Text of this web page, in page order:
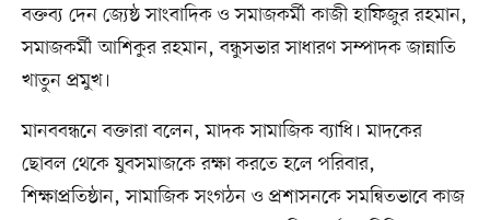
বক্তব্য দেন জ্যেষ্ঠ সাংবাদিক ও সমাজকর্মী কাজী হাফিজুর রহমান,
সমাজকর্মী আশিকুর রহমান, বন্ধুসভার সাধারণ সম্পাদক জান্নাতি
খাতুন প্রমুখ।
মানববন্ধনে বক্তারা বলেন, মাদক সামাজিক ব্যাধি। মাদকের
ছোবল থেকে যুবসমাজকে রক্ষা করতে হলে পরিবার,
শিক্ষাপ্রতিষ্ঠান, সামাজিক সংগঠন ও প্রশাসনকে সমন্বিতভাবে কাজ